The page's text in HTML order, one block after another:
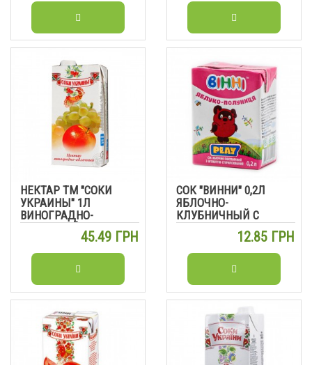
НЕКТАР ТМ "СОКИ
УКРАИНЫ" 1Л
ВИНОГРАДНО-
ОСВЕТЛЕННЫЙ45.49 ГРН
СОК "ВИННИ" 0,2Л
ЯБЛОЧНО-
КЛУБНИЧНЫЙ С
12.85 ГРН